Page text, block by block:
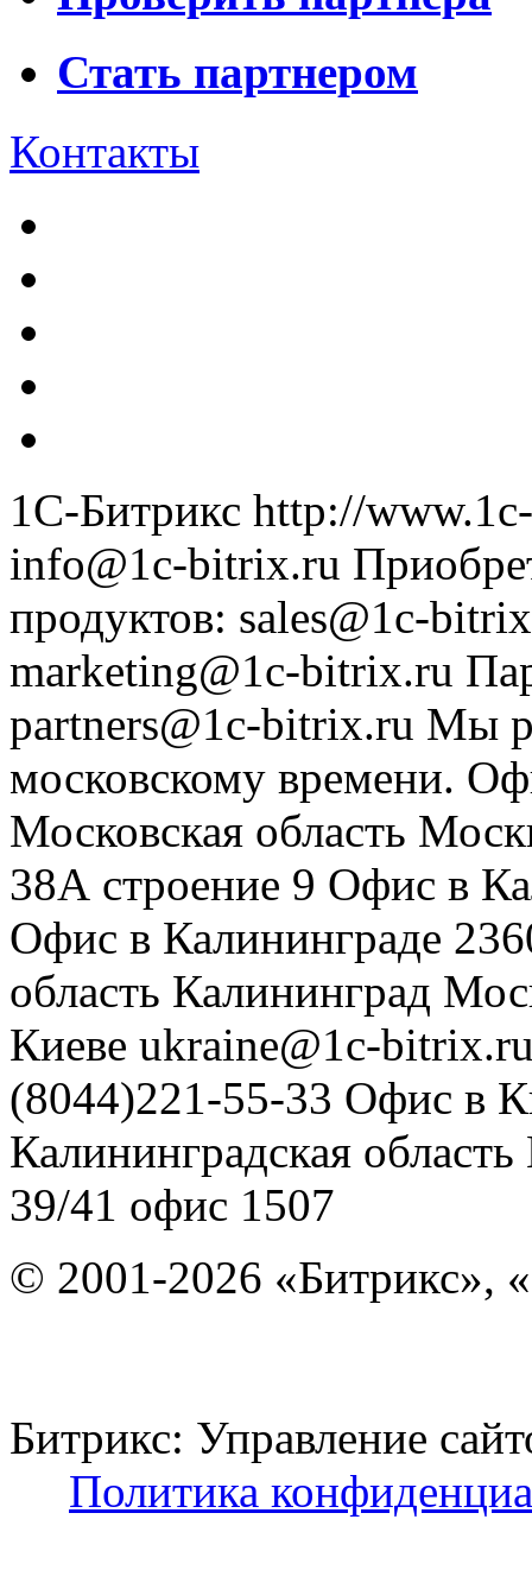
Стать партнером
Контакты
1С-Битрикс http://
info@1c-bitrix.ru
продуктов: sales@1c-
marketing@1c-bitrix.ru
partners@1c-bitrix.ru Мы
московскому времени.
Московская область
38А строение 9 Офис в
Офис в Калининграде
область Калининград
Киеве ukraine@1c-
(8044)221-55-33 Офис в
Калининградская область
39/41 офис 1507
© 2001-2026 «Битрикс»,
Битрикс: Управление
Политика